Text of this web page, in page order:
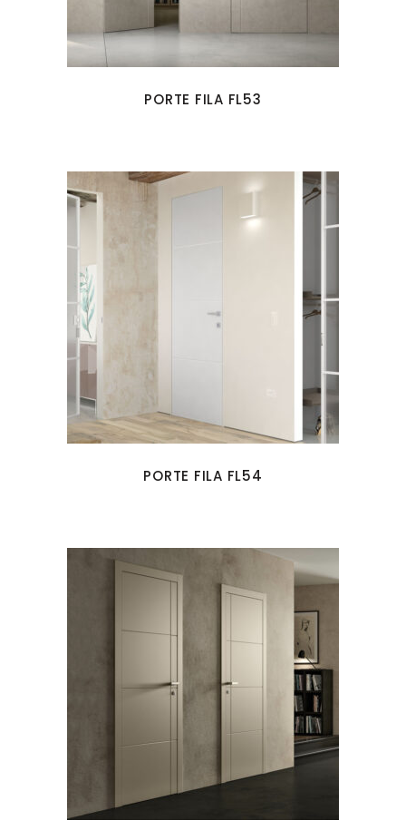
PORTE FILA FL53
PORTE FILA FL54